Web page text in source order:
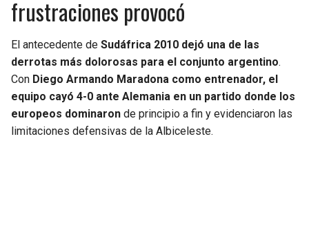
frustraciones provocó
El antecedente de Sudáfrica 2010 dejó una de las
derrotas más dolorosas para el conjunto argentino.
Con Diego Armando Maradona como entrenador, el
equipo cayó 4-0 ante Alemania en un partido donde los
europeos dominaron de principio a fin y evidenciaron las
limitaciones defensivas de la Albiceleste.